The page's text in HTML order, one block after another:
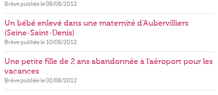
Brève publiée le08/08/2012
Un bébé enlevé dans une maternité d'Aubervilliers
(Seine-Saint-Denis)
Brève publiée le 10/08/2012
Une petite fille de 2 ans abandonnée à l'aéroport pour les
vacances
Brève publiée le02/08/2012